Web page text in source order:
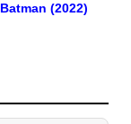
Batman (2022)